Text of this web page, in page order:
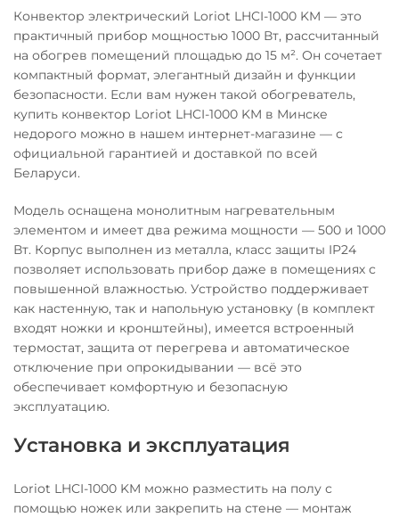
Конвектор электрический Loriot LHCI-1000 KM — это
практичный прибор мощностью 1000 Вт, рассчитанный
на обогрев помещений площадью до 15 м². Он сочетает
компактный формат, элегантный дизайн и функции
безопасности. Если вам нужен такой обогреватель,
купить конвектор Loriot LHCI-1000 KM в Минске
недорого можно в нашем интернет-магазине — с
официальной гарантией и доставкой по всей
Беларуси.
Модель оснащена монолитным нагревательным
элементом и имеет два режима мощности — 500 и 1000
Вт. Корпус выполнен из металла, класс защиты IP24
позволяет использовать прибор даже в помещениях с
повышенной влажностью. Устройство поддерживает
как настенную, так и напольную установку (в комплект
входят ножки и кронштейны), имеется встроенный
термостат, защита от перегрева и автоматическое
отключение при опрокидывании — всё это
обеспечивает комфортную и безопасную
эксплуатацию.
Установка и эксплуатация
Loriot LHCI-1000 KM можно разместить на полу с
помощью ножек или закрепить на стене — монтаж